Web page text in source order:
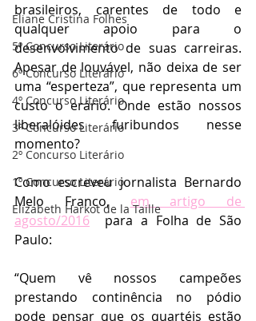
Eliane Cristina Folhes
5º Concurso Literário
6º Concurso Literário
4º Concurso Literário
3º Concurso Literário
2º Concurso Literário
1º Concurso Literário
Elizabeth Harkot de la Taille
brasileiros, carentes de todo e
qualquer apoio para o
desenvolvimento de suas carreiras.
Apesar de louvável, não deixa de ser
uma “esperteza”, que representa um
custo o erário. Onde estão nossos
liberalóides furibundos nesse
momento?
Como escreveu jornalista Bernardo
Melo Franco, em artigo de
agosto/2016
  para a Folha de São
Paulo:
“Quem vê nossos campeões
prestando continência no pódio
pode pensar que os quartéis estão